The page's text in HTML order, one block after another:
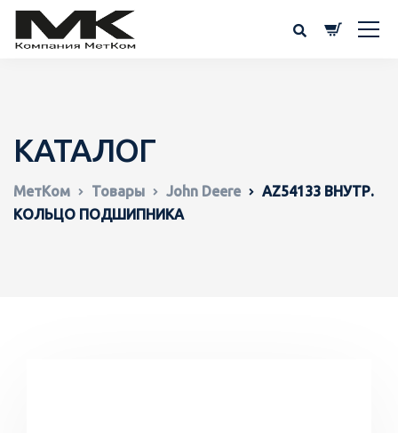
КАТАЛОГ
МетКом Товары John Deere
AZ54133 ВНУТР.
КОЛЬЦО ПОДШИПНИКА